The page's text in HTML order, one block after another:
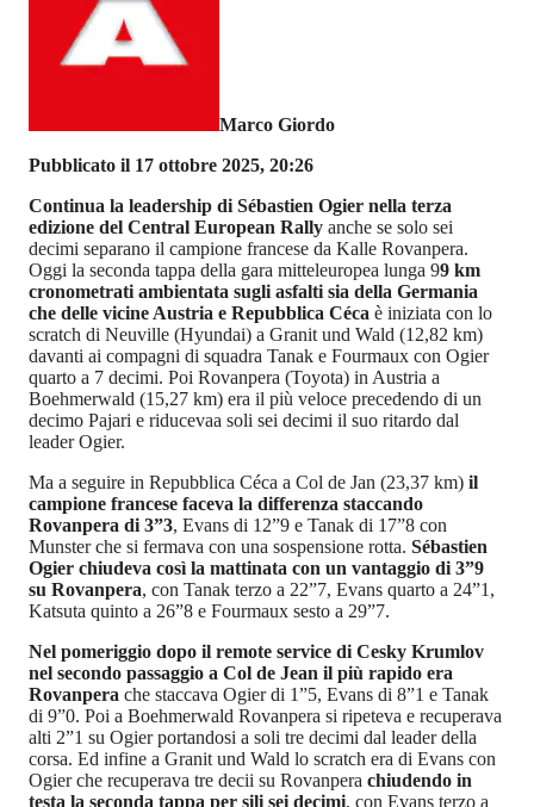
Marco Giordo
Pubblicato il 17 ottobre 2025, 20:26
Continua la leadership di Sébastien Ogier nella terza
edizione del Central European Rally anche se solo sei
decimi separano il campione francese da Kalle Rovanpera.
Oggi la seconda tappa della gara mitteleuropea lunga 99 km
cronometrati ambientata sugli asfalti sia della Germania
che delle vicine Austria e Repubblica Céca è iniziata con lo
scratch di Neuville (Hyundai) a Granit und Wald (12,82 km)
davanti ai compagni di squadra Tanak e Fourmaux con Ogier
quarto a 7 decimi. Poi Rovanpera (Toyota) in Austria a
Boehmerwald (15,27 km) era il più veloce precedendo di un
decimo Pajari e riducevaa soli sei decimi il suo ritardo dal
leader Ogier.
Ma a seguire in Repubblica Céca a Col de Jan (23,37 km) il
campione francese faceva la differenza staccando
Rovanpera di 3”3, Evans di 12”9 e Tanak di 17”8 con
Munster che si fermava con una sospensione rotta. Sébastien
Ogier chiudeva così la mattinata con un vantaggio di 3”9
su Rovanpera, con Tanak terzo a 22”7, Evans quarto a 24”1,
Katsuta quinto a 26”8 e Fourmaux sesto a 29”7.
Nel pomeriggio dopo il remote service di Cesky Krumlov
nel secondo passaggio a Col de Jean il più rapido era
Rovanpera che staccava Ogier di 1”5, Evans di 8”1 e Tanak
di 9”0. Poi a Boehmerwald Rovanpera si ripeteva e recuperava
alti 2”1 su Ogier portandosi a soli tre decimi dal leader della
corsa. Ed infine a Granit und Wald lo scratch era di Evans con
Ogier che recuperava tre decii su Rovanpera chiudendo in
testa la seconda tappa per sili sei decimi, con Evans terzo a